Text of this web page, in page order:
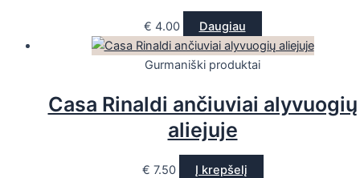
€ 4.00 Daugiau
Gurmaniški produktai
Casa Rinaldi ančiuviai alyvuogių
aliejuje
€ 7.50
Į krepšelį